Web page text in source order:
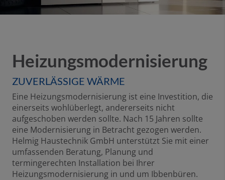
Heizungsmodernisierung
ZUVERLÄSSIGE WÄRME
Eine Heizungsmodernisierung ist eine Investition, die
einerseits wohlüberlegt, andererseits nicht
aufgeschoben werden sollte. Nach 15 Jahren sollte
eine Modernisierung in Betracht gezogen werden.
Helmig Haustechnik GmbH unterstützt Sie mit einer
umfassenden Beratung, Planung und
termingerechten Installation bei Ihrer
Heizungsmodernisierung in und um Ibbenbüren.